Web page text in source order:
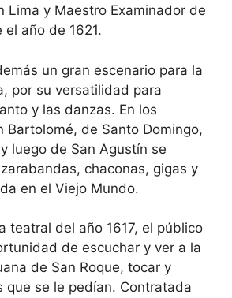
Lima y Maestro Examinador de
año de 1621.
un gran escenario para la
por su versatilidad para
y las danzas. En los
Bartolomé, de Santo Domingo,
luego de San Agustín se
chaconas, gigas y
en el Viejo Mundo.
teatral del año 1617, el público
de escuchar y ver a la
de San Roque, tocar y
que se le pedían. Contratada